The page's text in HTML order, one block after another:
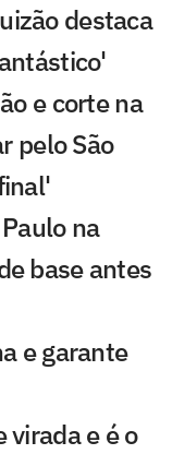
destaca
e corte na
pelo São
na
base antes
e garante
virada e é o